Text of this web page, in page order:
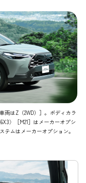
両はZ（2WD）］。ボディカラ
〉［M21］はメーカーオプシ
テムはメーカーオプション。